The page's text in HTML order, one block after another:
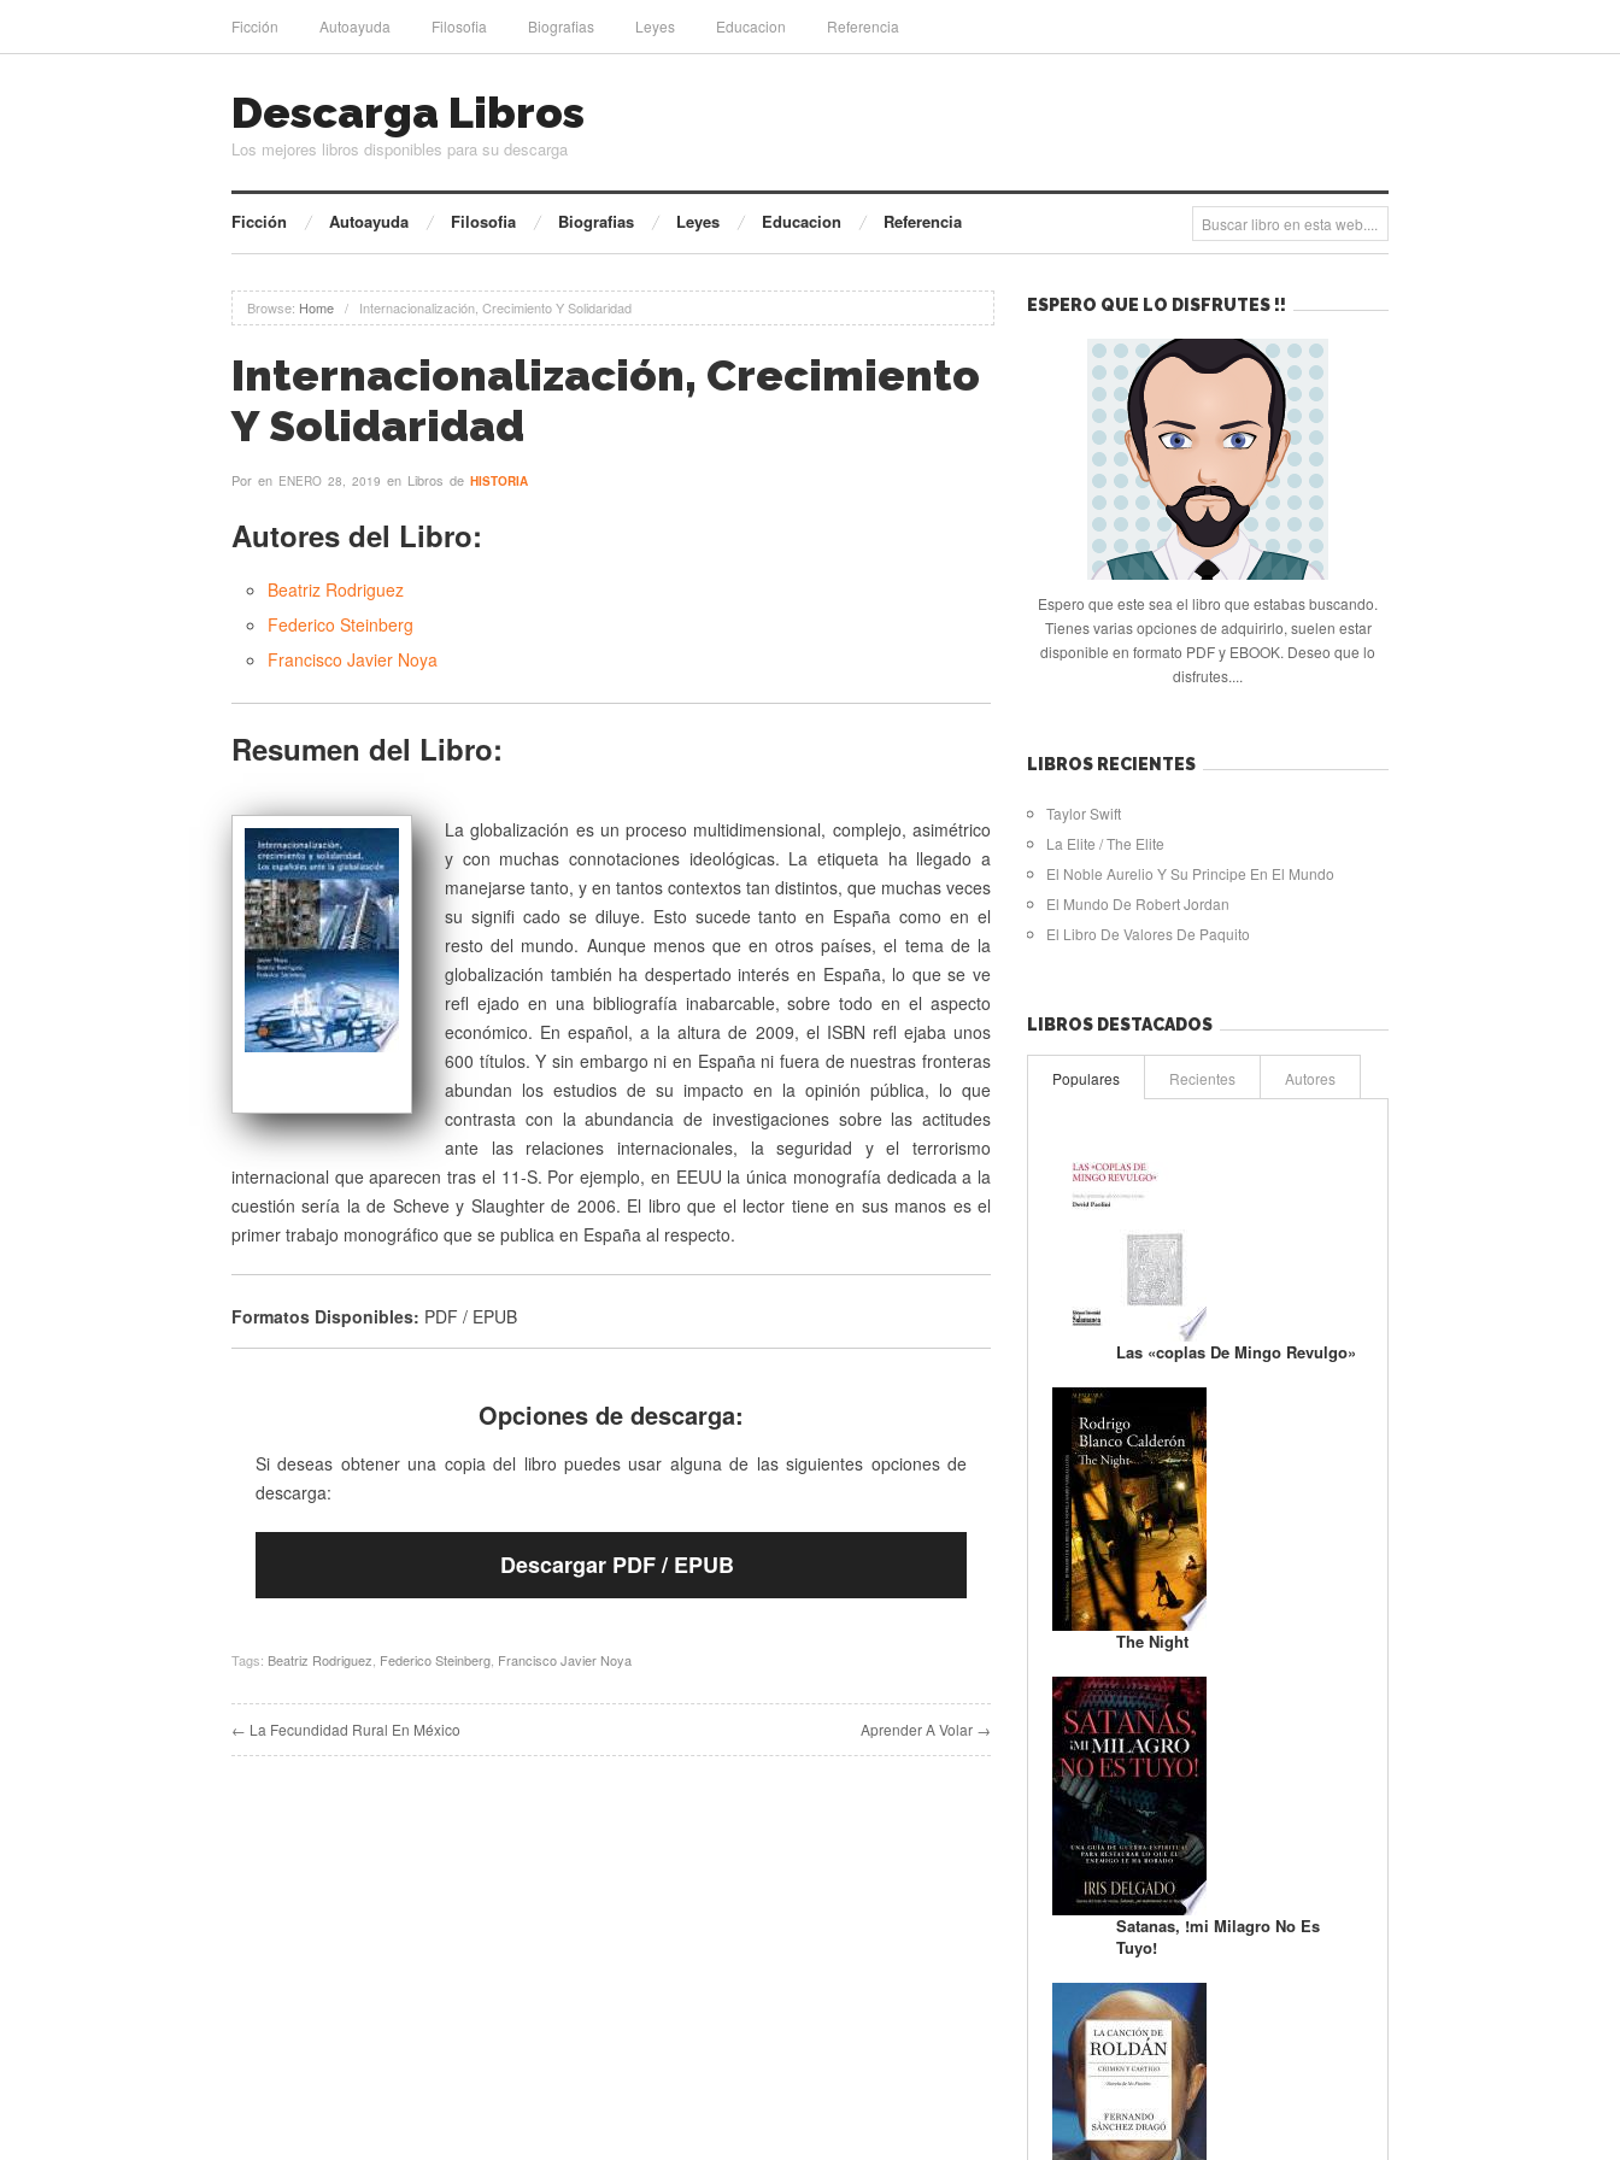
Ficción Autoayuda Filosofia Biografias Leyes Educacion Referencia
Descarga Libros
Los mejores libros disponibles para su descarga
Ficción Autoayuda Filosofia Biografias Leyes Educacion Referencia
Browse: Home / Internacionalización, Crecimiento Y Solidaridad
Internacionalización, Crecimiento
Y Solidaridad
Por en ENERO 28, 2019 en Libros de HISTORIA
Autores del Libro:
Beatriz Rodriguez
Federico Steinberg
Francisco Javier Noya
Resumen del Libro:
La globalización es un proceso multidimensional, complejo, asimétrico
y con muchas connotaciones ideológicas. La etiqueta ha llegado a
manejarse tanto, y en tantos contextos tan distintos, que muchas veces
su signifi cado se diluye. Esto sucede tanto en España como en el
resto del mundo. Aunque menos que en otros países, el tema de la
globalización también ha despertado interés en España, lo que se ve
refl ejado en una bibliografía inabarcable, sobre todo en el aspecto
económico. En español, a la altura de 2009, el ISBN refl ejaba unos
600 títulos. Y sin embargo ni en España ni fuera de nuestras fronteras
abundan los estudios de su impacto en la opinión pública, lo que
contrasta con la abundancia de investigaciones sobre las actitudes
ante las relaciones internacionales, la seguridad y el terrorismo
internacional que aparecen tras el 11-S. Por ejemplo, en EEUU la única monografía dedicada a la
cuestión sería la de Scheve y Slaughter de 2006. El libro que el lector tiene en sus manos es el
primer trabajo monográfico que se publica en España al respecto.
Formatos Disponibles: PDF / EPUB
Opciones de descarga:
Si deseas obtener una copia del libro puedes usar alguna de las siguientes opciones de
descarga:
Descargar PDF / EPUB
Tags: Beatriz Rodriguez Federico Steinberg Francisco Javier Noya
← La Fecundidad Rural En México Aprender A Volar →
ESPERO QUE LO DISFRUTES !!
Espero que este sea el libro que estabas buscando.
Tienes varias opciones de adquirirlo, suelen estar
disponible en formato PDF y EBOOK. Deseo que lo
disfrutes....
LIBROS RECIENTES
Taylor Swift
La Elite / The Elite
El Noble Aurelio Y Su Principe En El Mundo
El Mundo De Robert Jordan
El Libro De Valores De Paquito
LIBROS DESTACADOS
Populares Recientes Autores
Las «coplas De Mingo Revulgo»
The Night
Satanas, !mi Milagro No Es
Tuyo!